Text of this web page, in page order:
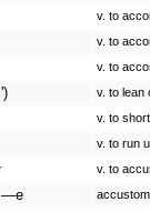
v. to
v. to
v. to
v. to lean
v. to
v. to run
v. to